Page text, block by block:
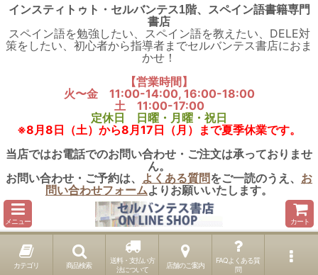
インスティトゥト・セルバンテス1階、スペイン語書籍専門
書店
スペイン語を勉強したい、スペイン語を教えたい、DELE対
策をしたい、初心者から指導者までセルバンテス書店におま
かせ！
【営業時間】
火〜金 11:00-14:00, 16:00-18:00
土 11:00-17:00
定休日 日曜・月曜・祝日
※8月8日（土）から8月17日（月）まで夏季休業です。
当店ではお電話でのお問い合わせ・ご注文は承っておりませ
ん。
お問い合わせ・ご予約は、 よくある質問をご一読のうえ、 お
問い合わせフォームよりお願いいたします。
メニュー カート
カテゴリ 商品検索
送料・支払い方
法について
店舗のご案内
FAQよくある質
問